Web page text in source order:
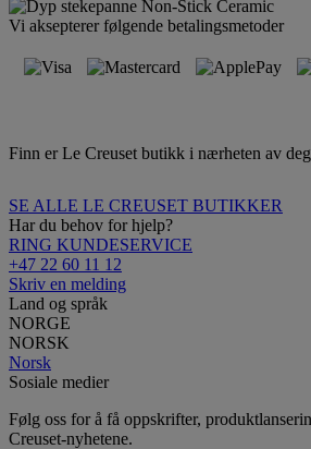
Vi aksepterer følgende betalingsmetoder
Finn er Le Creuset butikk i nærheten av deg
SE ALLE LE CREUSET BUTIKKER
Har du behov for hjelp?
RING KUNDESERVICE
+47 22 60 11 12
Skriv en melding
Land og språk
NORGE
NORSK
Norsk
Sosiale medier
Følg oss for å få oppskrifter,
Creuset-nyhetene.